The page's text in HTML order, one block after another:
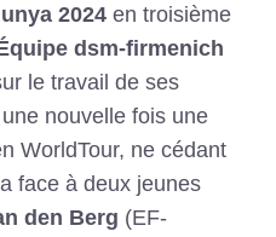
2024 en troisième
dsm-firmenich
le travail de ses
nouvelle fois une
WorldTour, ne cédant
face à deux jeunes
den Berg (EF-